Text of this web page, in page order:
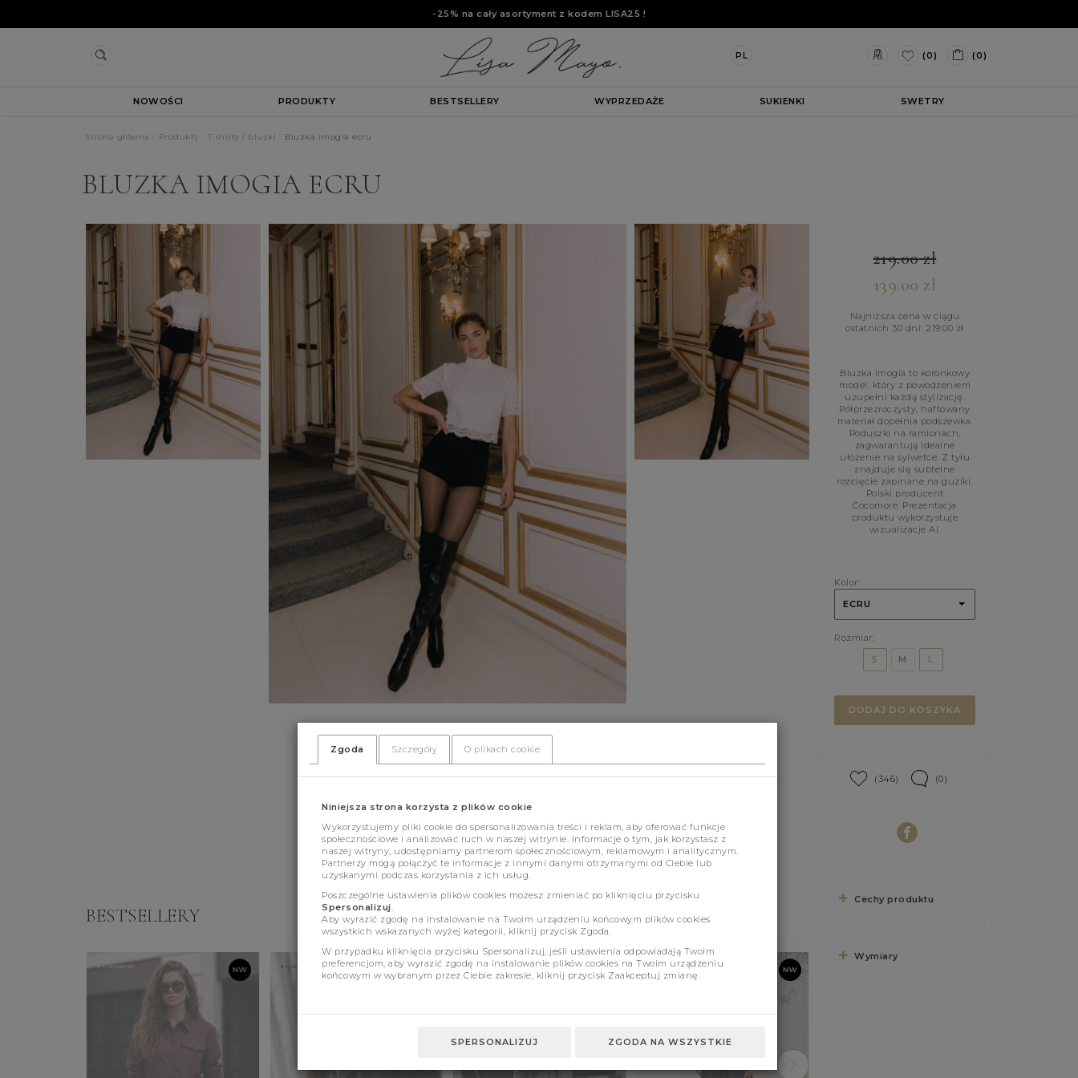
-25% na cały asortyment z kodem LISA25 !
PL (0) (0)
NOWOŚCI PRODUKTY BESTSELLERY WYPRZEDAŻE SUKIENKI SWETRY
Strona główna Produkty T-shirty / bluzki Bluzka imogia ecru
BLUZKA IMOGIA ECRU
219.00zł
139.00 zł
Najniższa cena w ciągu
ostatnich 30 dni: 219.00 zł
Bluzka Imogia to koronkowy
model, który z powodzeniem
uzupełni każdą stylizację.
Półprzezroczysty, haftowany
materiał dopełnia podszewka.
Poduszki na ramionach,
zagwarantują idealne
ułożenie na sylwetce. Z tyłu
znajduje się subtelne
rozcięcie zapinane na guziki.
Polski producent
Cocomore. Prezentacja
produktu wykorzystuje
wizualizacje AI.
Kolor:
ECRU
Rozmiar:
S
M L
DODAJ DO KOSZYKA
(346) (0)
Cechy produktu
Wymiary
BESTSELLERY
Zgoda Szczegóły O plikach cookie
Niniejsza strona korzysta z plików cookie
Wykorzystujemy pliki cookie do spersonalizowania treści i reklam, aby oferować funkcje
społecznościowe i analizować ruch w naszej witrynie. Informacje o tym, jak korzystasz z
naszej witryny, udostępniamy partnerom społecznościowym, reklamowym i analitycznym.
Partnerzy mogą połączyć te informacje z innymi danymi otrzymanymi od Ciebie lub
uzyskanymi podczas korzystania z ich usług.
Poszczególne ustawienia plików cookies możesz zmieniać po kliknięciu przycisku
Spersonalizuj
Aby wyrazić zgodę na instalowanie na Twoim urządzeniu końcowym plików cookies
wszystkich wskazanych wyżej kategorii, kliknij przycisk Zgoda.
W przypadku kliknięcia przycisku Spersonalizuj, jeśli ustawienia odpowiadają Twoim
preferencjom, aby wyrazić zgodę na instalowanie plików cookies na Twoim urządzeniu
końcowym w wybranym przez Ciebie zakresie, kliknij przycisk Zaakceptuj zmianę.
SPERSONALIZUJ ZGODA NA WSZYSTKIE